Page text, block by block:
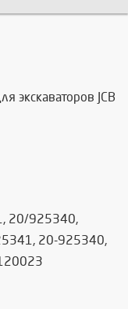
экскаваторов JCB
20/925340,
20-925340,